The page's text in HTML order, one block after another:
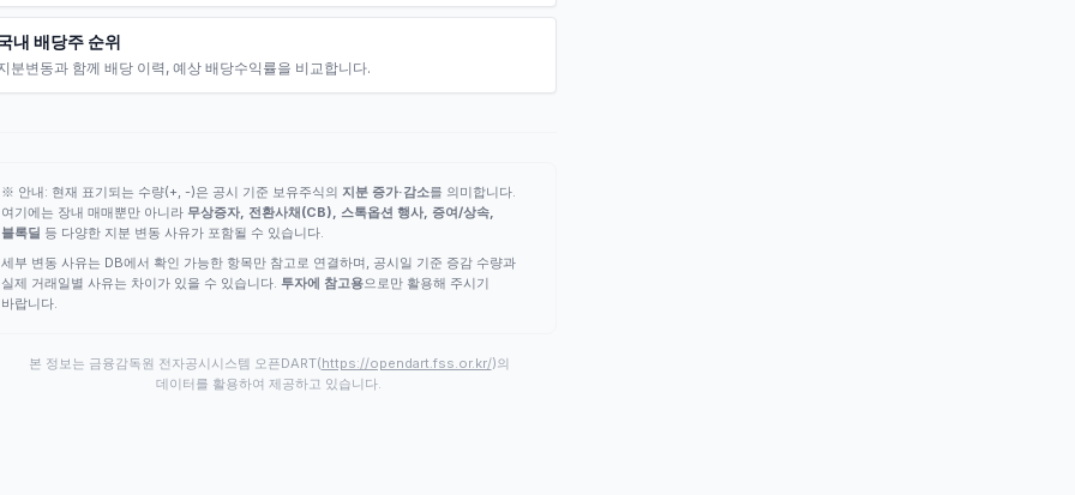
내 배당주 순위
분변동과 함께 배당 이력, 예상 배당수익률을 비교합니다.
※ 안내: 현재 표기되는 수량(+, -)은 공시 기준 보유주식의 지분 증가·감소를 의미합니다.
여기에는 장내 매매뿐만 아니라 무상증자, 전환사채(CB), 스톡옵션 행사, 증여/상속,
블록딜 등 다양한 지분 변동 사유가 포함될 수 있습니다.
세부 변동 사유는 DB에서 확인 가능한 항목만 참고로 연결하며, 공시일 기준 증감 수량과
실제 거래일별 사유는 차이가 있을 수 있습니다. 투자에 참고용으로만 활용해 주시기
바랍니다.
본 정보는 금융감독원 전자공시시스템 오픈DART(https://opendart.fss.or.kr/)의
데이터를 활용하여 제공하고 있습니다.